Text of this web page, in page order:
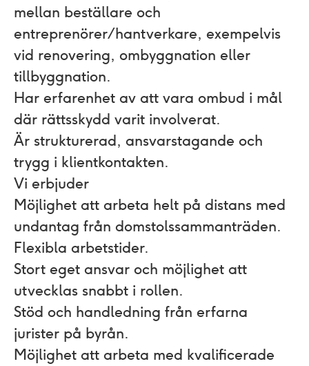
mellan beställare och
entreprenörer/hantverkare, exempelvis
vid renovering, ombyggnation eller
tillbyggnation.
Har erfarenhet av att vara ombud i mål
där rättsskydd varit involverat.
Är strukturerad, ansvarstagande och
trygg i klientkontakten.
Vi erbjuder
Möjlighet att arbeta helt på distans med
undantag från domstolssammanträden.
Flexibla arbetstider.
Stort eget ansvar och möjlighet att
utvecklas snabbt i rollen.
Stöd och handledning från erfarna
jurister på byrån.
Möjlighet att arbeta med kvalificerade